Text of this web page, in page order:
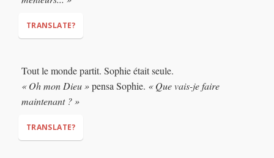
TRANSLATE?
"Oh and one more thing,"
feed your father to my crocodiles. I HATE liars..."
Tout le monde partit. Sophie était seule.
« Oh mon Dieu »pensa Sophie. « Que vais-je faire
maintenant ? »
TRANSLATE?